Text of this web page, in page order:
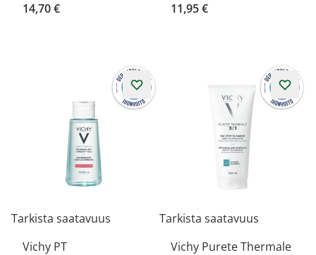
14,70 €
11,95 €
Tarkista saatavuus
Vichy PT
Tarkista saatavuus
Vichy Purete Thermale